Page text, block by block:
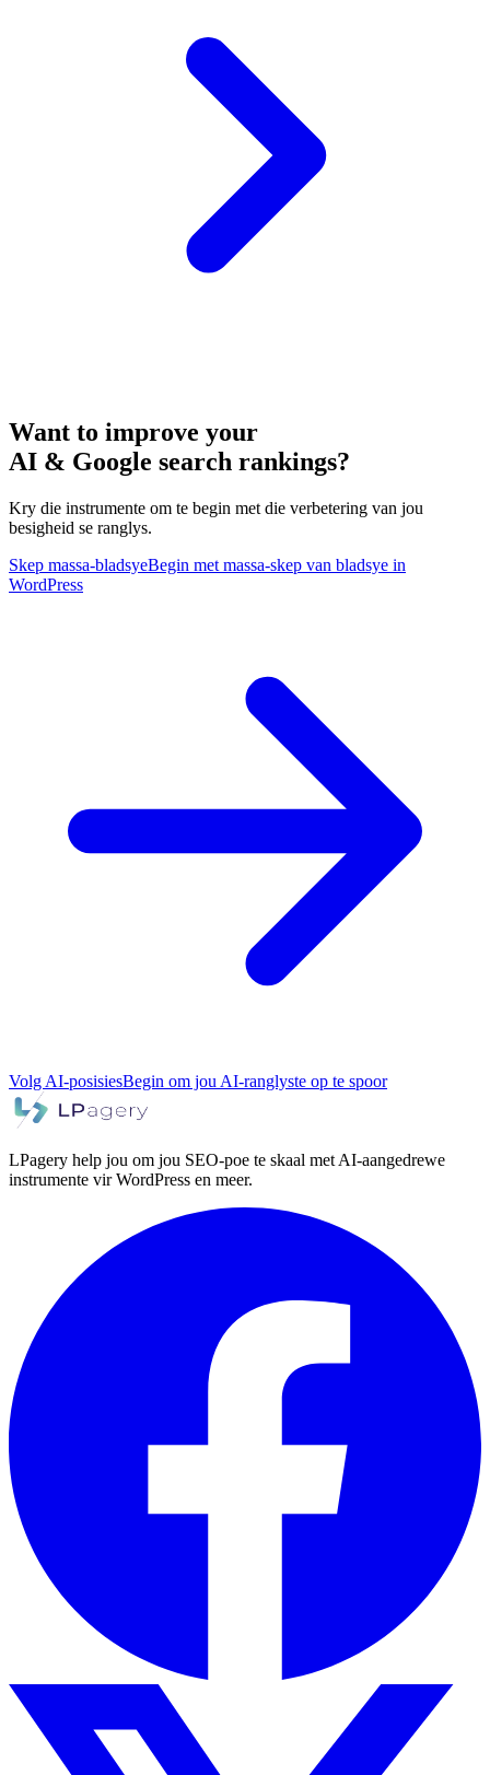
Want to improve your
AI & Google search rankings?
Kry die instrumente om te begin met die verbetering van jou
besigheid se ranglys.
Skep massa-bladsyeBegin met massa-skep van bladsye in
WordPress
Volg AI-posisiesBegin om jou AI-ranglyste op te spoor
LPagery help jou om jou SEO-poe te skaal met AI-aangedrewe
instrumente vir WordPress en meer.